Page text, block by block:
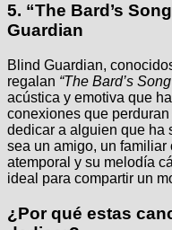
5. “The Bard’s
Guardian
Blind Guardian,
regalan “The Bard’s
acústica y emotiva que
conexiones que
dedicar a alguien que ha
sea un amigo, un
atemporal y su melodía
ideal para compartir un
¿Por qué estas